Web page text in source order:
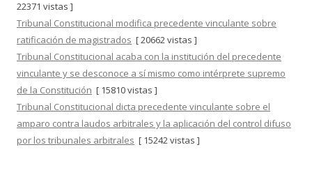
22371 vistas ]
Tribunal Constitucional modifica precedente vinculante sobre
ratificación de magistrados [ 20662 vistas ]
Tribunal Constitucional acaba con la institución del precedente
vinculante y se desconoce a sí mismo como intérprete supremo
de la Constitución [ 15810 vistas ]
Tribunal Constitucional dicta precedente vinculante sobre el
amparo contra laudos arbitrales y la aplicación del control difuso
por los tribunales arbitrales [ 15242 vistas ]